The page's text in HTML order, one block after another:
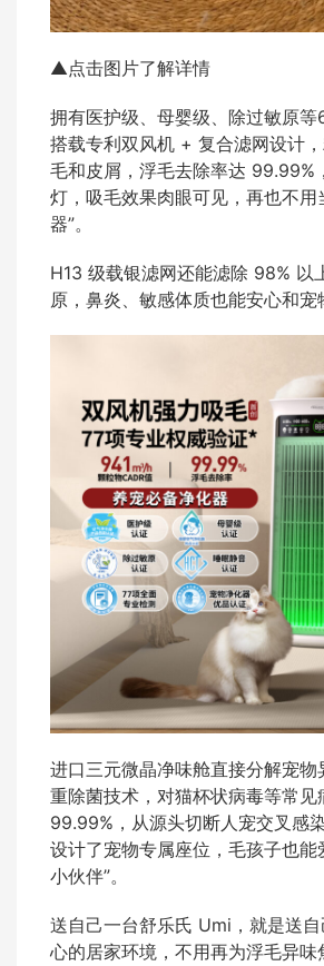
▲点击图片了解详情
拥有医护级、母婴级、除过敏原等
搭载专利双风机 + 复合滤网设计
毛和皮屑，浮毛去除率达 99.99%
灯，吸毛效果肉眼可见，再也不用
器”。
H13 级载银滤网还能滤除 98% 以
原，鼻炎、敏感体质也能安心和宠
进口三元微晶净味舱直接分解宠物
重除菌技术，对猫杯状病毒等常见
99.99%，从源头切断人宠交叉感
设计了宠物专属座位，毛孩子也能
小伙伴”。
送自己一台舒乐氏 Umi，就是送
心的居家环境，不用再为浮毛异味